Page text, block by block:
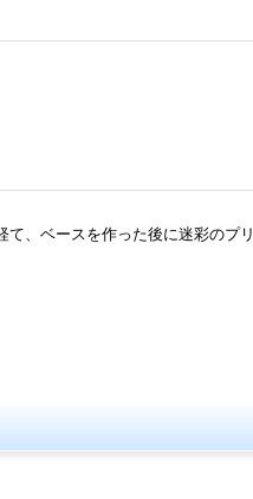
、ベースを作った後に迷彩のプリ